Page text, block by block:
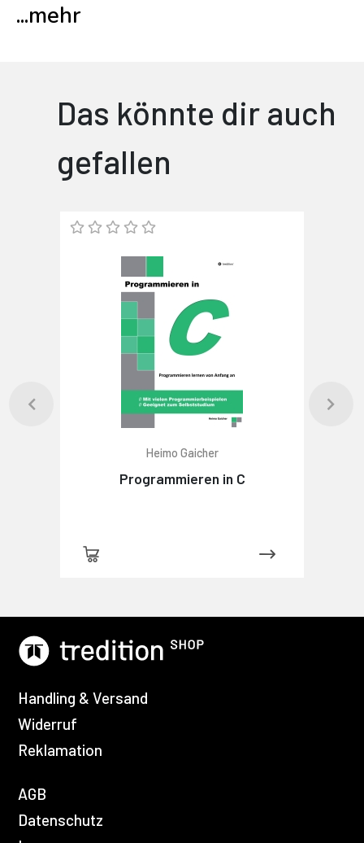
...mehr
Das könnte dir auch
gefallen
Heimo Gaicher
Programmieren in C
Handling & Versand
Widerruf
Reklamation
AGB
Datenschutz